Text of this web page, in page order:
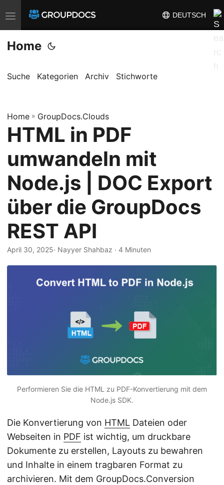
T
o
g
l
a
v
i
g
t
i
o
n
DEUTSCH
Home
Suche Kategorien Archiv Stichworte
Home » GroupDocs.Clouds
HTML in PDF
umwandeln mit
Node.js | DOC Export
über die GroupDocs
REST API
April 30, 2025· Nayyer Shahbaz · 4 Minuten
Performieren Sie die HTML zu PDF-Konvertierung mit dem
Node.js SDK.
Die Konvertierung von HTML Dateien oder
Webseiten in PDF ist wichtig, um druckbare
Dokumente zu erstellen, Layouts zu bewahren
und Inhalte in einem tragbaren Format zu
archivieren. Mit dem GroupDocs.Conversion